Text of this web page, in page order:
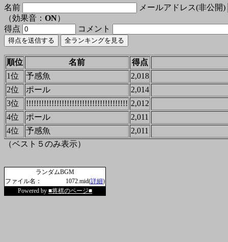
名前
メールアドレス(非公開)
（効果音： ON）
得点
コメント
順位 名前 得点
1位
予感魚
2,018
2位
ポール
2,014
3位
!!!!!!!!!!!!!!!!!!!!!!!!!!!!!!!!!!!!!!!! 2,012
4位
ポール
2,011
4位
予感魚
2,011
（ベスト５のみ表示）
ランダムBGM
ファイル名：
1072.mid(詳細)
Powered by ■将棋のページ■